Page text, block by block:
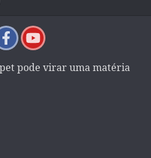
pode virar uma matéria